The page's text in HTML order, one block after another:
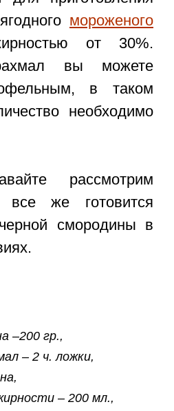
мороженого
от 30%.
вы можете
в таком
необходимо
рассмотрим
все же готовится
смородины в
.
–200 гр.,
– 2 ч. ложки,
– 200 мл.,